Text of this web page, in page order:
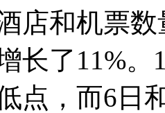
店和机票
长了11%
点，而6日